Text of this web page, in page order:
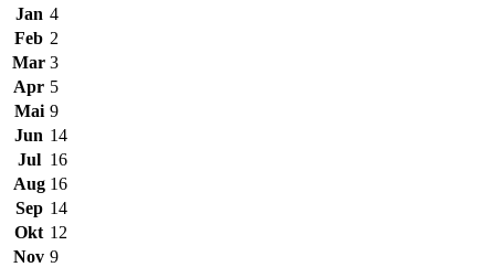
Jan 4
Feb 2
Mar 3
Apr 5
Mai 9
Jun 14
Jul 16
Aug 16
Sep 14
Okt 12
Nov 9